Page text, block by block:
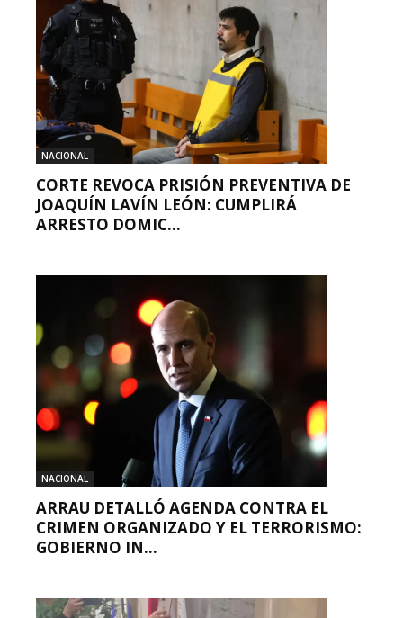
NACIONAL
CORTE REVOCA PRISIÓN PREVENTIVA DE
JOAQUÍN LAVÍN LEÓN: CUMPLIRÁ
ARRESTO DOMIC...
NACIONAL
ARRAU DETALLÓ AGENDA CONTRA EL
CRIMEN ORGANIZADO Y EL TERRORISMO:
GOBIERNO IN...